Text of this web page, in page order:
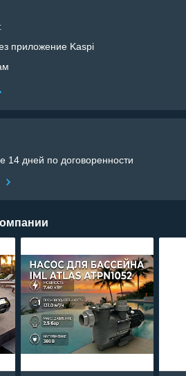
приложение Kaspi
14 дней по договоренности